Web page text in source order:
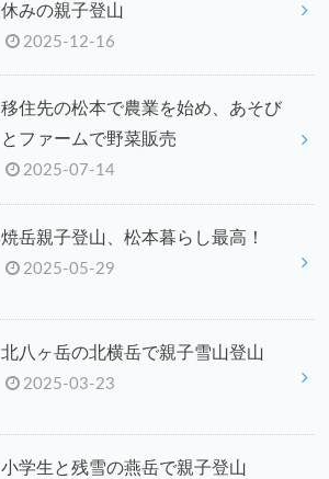
休みの親子登山
2025-12-16
移住先の松本で農業を始め、あそび
とファームで野菜販売
2025-07-14
焼岳親子登山、松本暮らし最高！
2025-05-29
北八ヶ岳の北横岳で親子雪山登山
2025-03-23
小学生と残雪の燕岳で親子登山